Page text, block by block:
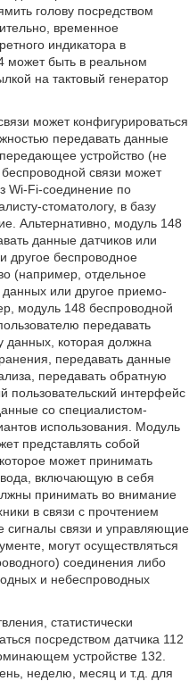
голову посредством
временное
индикатора в
может быть в реальном
на тактовый генератор
может конфигурироваться
передавать данные
устройство (не
связи может
Wi-Fi-соединение по
стоматологу, в базу
Альтернативно, модуль 148
данные датчиков или
другое беспроводное
(например, отдельное
данных или другое приемо-
модуль 148 беспроводной
передавать
данных, которая должна
передавать данные
передавать обратную
пользовательский интерфейс
со специалистом-
использования. Модуль
представлять собой
может принимать
включающую в себя
принимать во внимание
в связи с прочтением
сигналы связи и управляющие
могут осуществляться
соединения либо
и небеспроводных
статистически
посредством датчика 112
устройстве 132.
неделю, месяц и т.д. для